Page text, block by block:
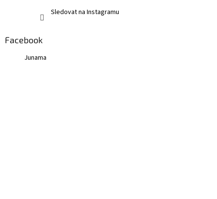
Sledovat na Instagramu
Facebook
Junama